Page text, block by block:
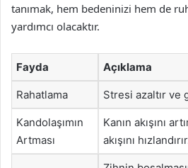
tanımak, hem bedeninizi hem de
yardımcı olacaktır.
Fayda Açıklama
Rahatlama Stresi azaltır ve
Kandolaşımın
Artması
Kanın akışını
akışını